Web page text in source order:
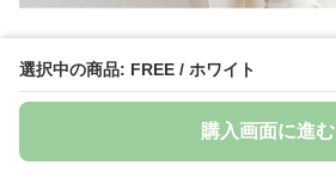
選択中の商品: FREE / ホワイト
購入画面に進む